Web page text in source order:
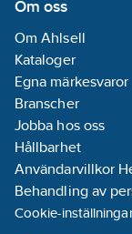
Om oss
Om Ahlsell
Kataloger
Egna märkesvaror
Branscher
Jobba hos oss
Hållbarhet
Användarvillkor
Behandling av
Cookie-